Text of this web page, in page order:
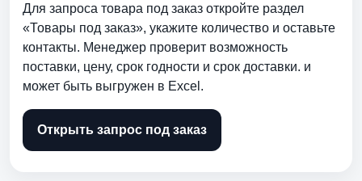
Для запроса товара под заказ откройте раздел
«Товары под заказ», укажите количество и оставьте
контакты. Менеджер проверит возможность
поставки, цену, срок годности и срок доставки. и
может быть выгружен в Excel.
Открыть запрос под заказ